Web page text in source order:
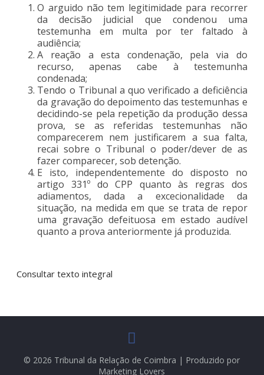
O arguido não tem legitimidade para recorrer
da decisão judicial que condenou uma
testemunha em multa por ter faltado à
audiência;
A reação a esta condenação, pela via do
recurso, apenas cabe à testemunha
condenada;
Tendo o Tribunal a quo verificado a deficiência
da gravação do depoimento das testemunhas e
decidindo-se pela repetição da produção dessa
prova, se as referidas testemunhas não
comparecerem nem justificarem a sua falta,
recai sobre o Tribunal o poder/dever de as
fazer comparecer, sob detenção.
E isto, independentemente do disposto no
artigo 331º do CPP quanto às regras dos
adiamentos, dada a excecionalidade da
situação, na medida em que se trata de repor
uma gravação defeituosa em estado audível
quanto a prova anteriormente já produzida.
Consultar texto integral
© 2026 Tribunal da Relação de Coimbra | Produzido por
Marketing Lovers